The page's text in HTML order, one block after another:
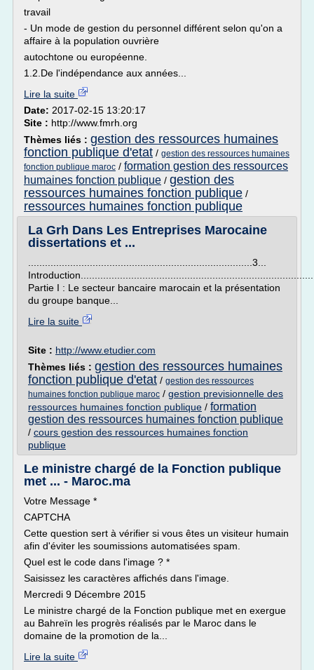
travail
- Un mode de gestion du personnel différent selon qu'on a
affaire à la population ouvrière
autochtone ou européenne.
1.2.De l'indépendance aux années...
Lire la suite
Date: 2017-02-15 13:20:17
Site : http://www.fmrh.org
Thèmes liés : gestion des ressources humaines
fonction publique d'etat / gestion des ressources humaines
fonction publique maroc / formation gestion des ressources
humaines fonction publique / gestion des
ressources humaines fonction publique /
ressources humaines fonction publique
La Grh Dans Les Entreprises Marocaine
dissertations et ...
................................................................................3...
Partie I : Le secteur bancaire marocain et la présentation
du groupe banque...
Lire la suite
Site : http://www.etudier.com
Thèmes liés : gestion des ressources humaines
fonction publique d'etat / gestion des ressources
humaines fonction publique maroc / gestion previsionnelle des
ressources humaines fonction publique / formation
gestion des ressources humaines fonction publique
/ cours gestion des ressources humaines fonction
publique
Le ministre chargé de la Fonction publique
met ... - Maroc.ma
Votre Message *
CAPTCHA
Cette question sert à vérifier si vous êtes un visiteur humain
afin d'éviter les soumissions automatisées spam.
Quel est le code dans l'image ? *
Saisissez les caractères affichés dans l'image.
Mercredi 9 Décembre 2015
Le ministre chargé de la Fonction publique met en exergue
au Bahreïn les progrès réalisés par le Maroc dans le
domaine de la promotion de la...
Lire la suite